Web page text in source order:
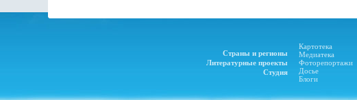
Страны и регионы
Литературные проекты
Студия
Картотека
Медиатека
Фоторепортажи
Досье
Блоги